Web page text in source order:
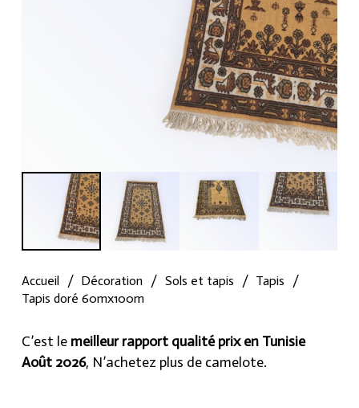
Accueil / Décoration / Sols et tapis / Tapis
/
Tapis doré 60mx100m
C’est le meilleur rapport qualité prix en Tunisie
Août 2026, N’achetez plus de camelote.